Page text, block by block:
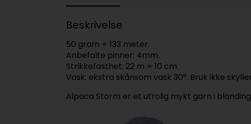
Beskrivelse
50 gram = 133 meter.
Anbefalte pinner: 4mm.
Strikkefasthet: 22 m = 10 cm.
Vask: ekstra skånsom vask 30°. Bruk ikke
Alpaca Storm er et utrolig mykt garn i